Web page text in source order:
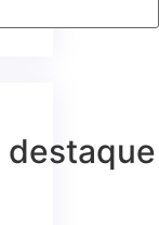
destaque